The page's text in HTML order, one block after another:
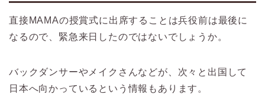
直接MAMAの授賞式に出席することは兵役前は最後に
なるので、緊急来日したのではないでしょうか。
バックダンサーやメイクさんなどが、次々と出国して
日本へ向かっているという情報もあります。